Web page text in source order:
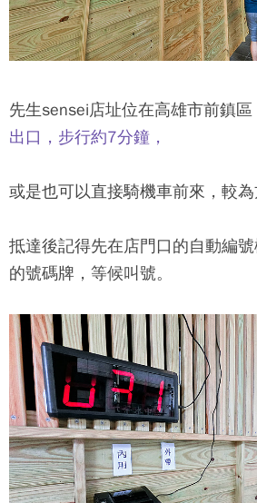
先生sensei店址位在高雄市前鎮區
出口，步行約7分鐘，
或是也可以直接騎機車前來，較為
抵達後記得先在店門口的自動編
的號碼牌，等候叫號。